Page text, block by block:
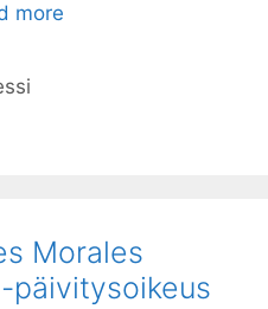
more
Morales
päivitysoikeus